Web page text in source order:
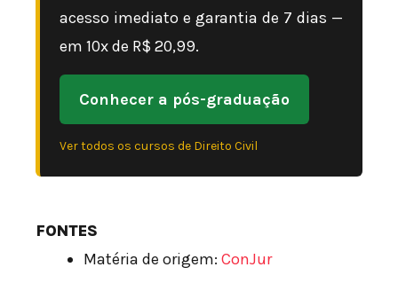
acesso imediato e garantia de 7 dias —
em 10x de R$ 20,99.
Conhecer a pós-graduação
Ver todos os cursos de Direito Civil
FONTES
Matéria de origem: ConJur